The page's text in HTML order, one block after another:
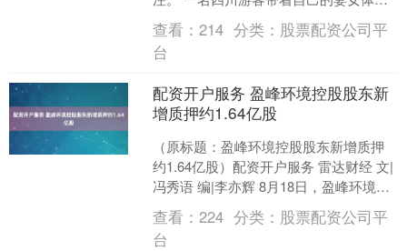
海边风光，却将自己的性命永远留在了
大海里。 这本来....
查看：214 分类： 股票配资公司平
台
配资开户服务 盈峰环境控股股东新
增质押约1.64亿股
（原标题：盈峰环境控股股东新增质押
约1.64亿股）配资开户服务 雷达财经 文|
冯秀语 编|李亦辉 8月18日，盈峰环境
（证券代码：000967）发布公告，宣布
其....
查看：224 分类： 股票配资公司平
台